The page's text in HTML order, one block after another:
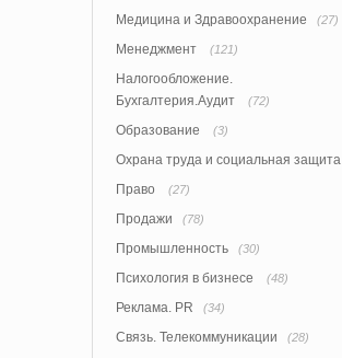
Медицина и Здравоохранение (27)
Менеджмент (121)
Налогообложение.
Бухгалтерия.Аудит
(72)
Образование (3)
Охрана труда и социальная защита
Право (27)
Продажи (78)
Промышленность (30)
Психология в бизнесе (48)
Реклама. PR (34)
Связь. Телекоммуникации (28)